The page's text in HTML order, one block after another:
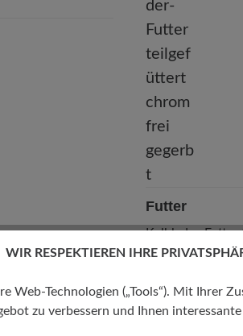
Futter
Kalbleder-
gegerbt
WIR RESPEKTIEREN IHRE
Web-Technologien („Tools“). Mit Ihrer
zu verbessern und Ihnen